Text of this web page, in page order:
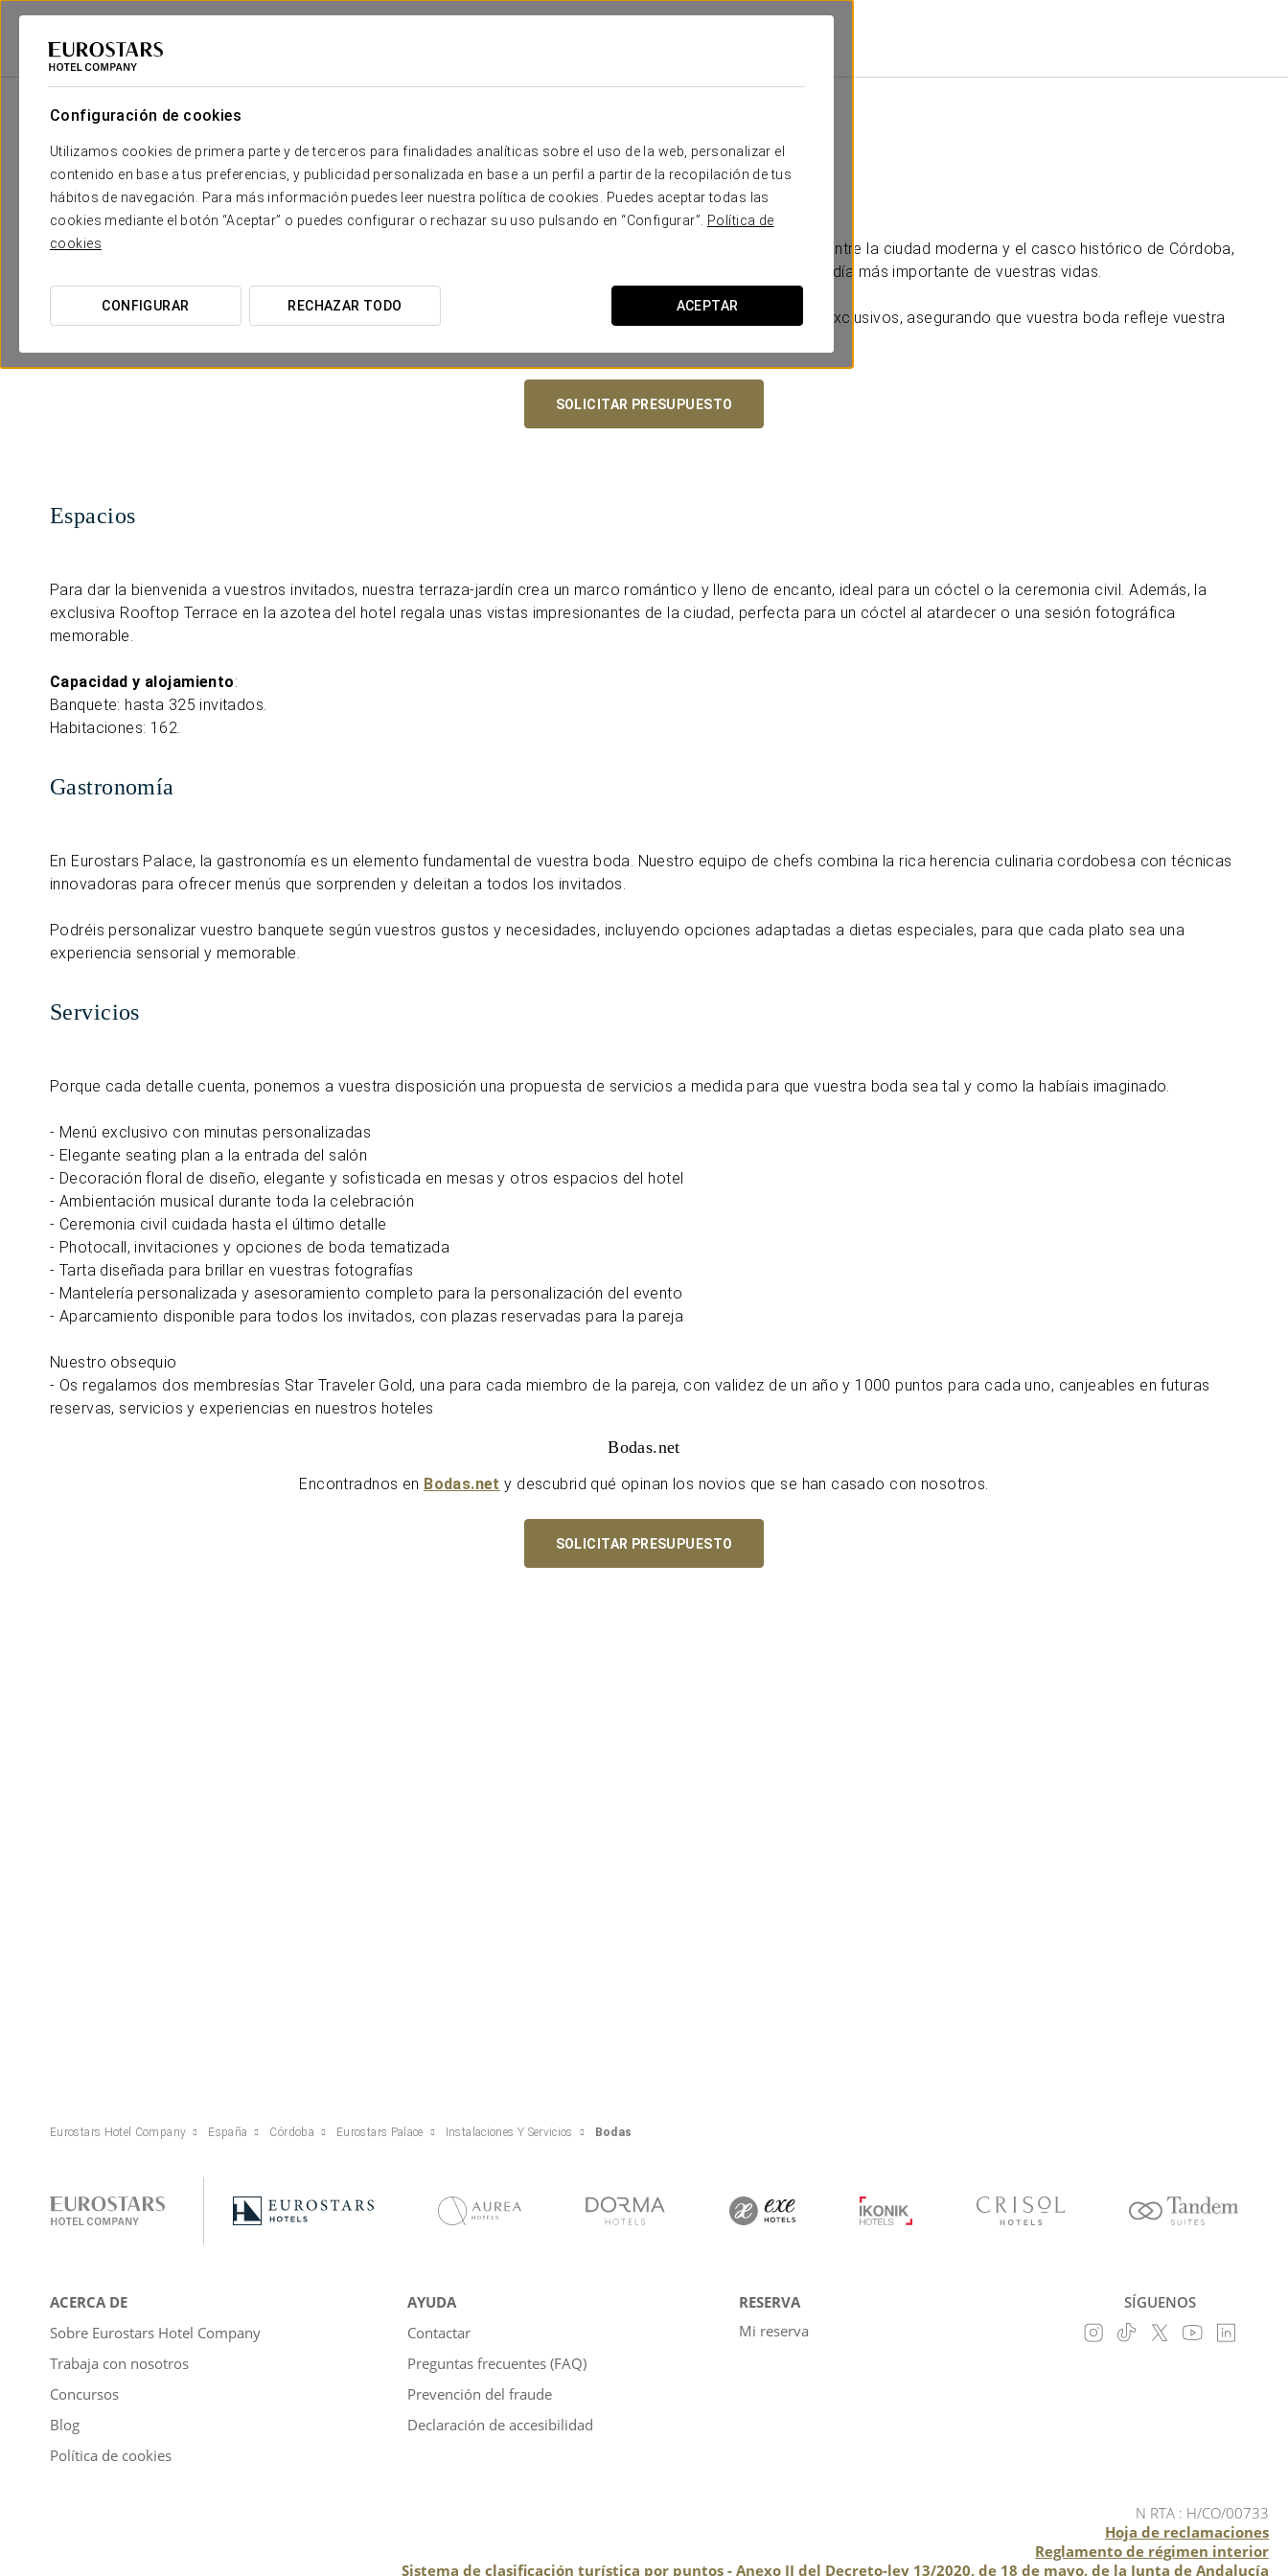
Configuración de cookies
Utilizamos cookies de primera parte y de terceros para finalidades analíticas sobre el uso de la web, personalizar el
contenido en base a tus preferencias, y publicidad personalizada en base a un perfil a partir de la recopilación de tus
hábitos de navegación. Para más información puedes leer nuestra política de cookies. Puedes aceptar todas las
cookies mediante el botón “Aceptar” o puedes configurar o rechazar su uso pulsando en “Configurar”.
Política de
cookies
CONFIGURAR RECHAZAR TODO ACEPTAR
Tu boda en
Vuestra boda en Eurostars Palace
Eurostars Palace
es el escenario perfecto para celebrar la boda con la que siempre habéis soñado. Situado entre la ciudad moderna y el casco histórico de Córdoba,
, ofreciendo un entorno único lleno de encanto para que disfrutéis del día más importante de vuestras vidas.
Nuestro equipo de wedding planners se encargará de cada detalle, desde la organización hasta los toques más exclusivos, asegurando que vuestra boda refleje vuestra
SOLICITAR PRESUPUESTO
Espacios
Para dar la bienvenida a vuestros invitados, nuestra terraza-jardín crea un marco romántico y lleno de encanto, ideal para un cóctel o la ceremonia civil. Además, la
exclusiva Rooftop Terrace en la azotea del hotel regala unas vistas impresionantes de la ciudad, perfecta para un cóctel al atardecer o una sesión fotográfica
memorable.
Capacidad y alojamiento:
Banquete: hasta 325 invitados.
Habitaciones: 162.
Gastronomía
En Eurostars Palace, la gastronomía es un elemento fundamental de vuestra boda. Nuestro equipo de chefs combina la rica herencia culinaria cordobesa con técnicas
innovadoras para ofrecer menús que sorprenden y deleitan a todos los invitados.
Podréis personalizar vuestro banquete según vuestros gustos y necesidades, incluyendo opciones adaptadas a dietas especiales, para que cada plato sea una
experiencia sensorial y memorable.
Servicios
Porque cada detalle cuenta, ponemos a vuestra disposición una propuesta de servicios a medida para que vuestra boda sea tal y como la habíais imaginado.
- Menú exclusivo con minutas personalizadas
- Elegante seating plan a la entrada del salón
- Decoración floral de diseño, elegante y sofisticada en mesas y otros espacios del hotel
- Ambientación musical durante toda la celebración
- Ceremonia civil cuidada hasta el último detalle
- Photocall, invitaciones y opciones de boda tematizada
- Tarta diseñada para brillar en vuestras fotografías
- Mantelería personalizada y asesoramiento completo para la personalización del evento
- Aparcamiento disponible para todos los invitados, con plazas reservadas para la pareja
Nuestro obsequio
- Os regalamos dos membresías Star Traveler Gold, una para cada miembro de la pareja, con validez de un año y 1000 puntos para cada uno, canjeables en futuras
reservas, servicios y experiencias en nuestros hoteles
Bodas.net
Encontradnos en Bodas.net y descubrid qué opinan los novios que se han casado con nosotros.
SOLICITAR PRESUPUESTO
Eurostars Hotel Company España Córdoba Eurostars Palace Instalaciones Y Servicios Bodas
ACERCA DE
Sobre Eurostars Hotel Company
Trabaja con nosotros
Concursos
Blog
Política de cookies
AYUDA
Contactar
Preguntas frecuentes (FAQ)
Prevención del fraude
Declaración de accesibilidad
RESERVA
Mi reserva
SÍGUENOS
N RTA : H/CO/00733
Hoja de reclamaciones
Reglamento de régimen interior
Sistema de clasificación turística por puntos - Anexo II del Decreto-ley 13/2020, de 18 de mayo, de la Junta de Andalucía